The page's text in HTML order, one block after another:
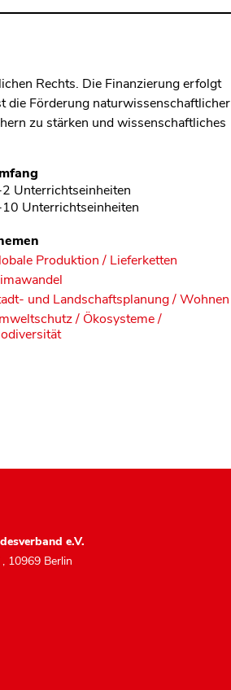
Rechts. Die Finanzierung erfolgt
die Förderung naturwissenschaftlicher
zu stärken und wissenschaftliches
Unterrichtseinheiten
Unterrichtseinheiten
Produktion / Lieferketten
und Landschaftsplanung / Wohnen
/ Ökosysteme /
e.V.
, 10969 Berlin